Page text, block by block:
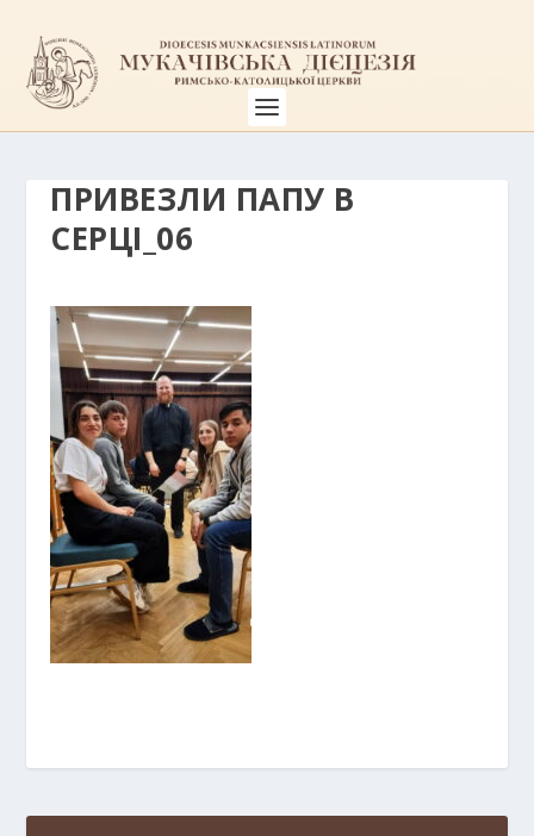
ПРИВЕЗЛИ ПАПУ В
СЕРЦІ_06